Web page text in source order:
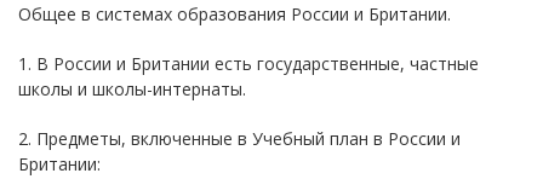
Общее в системах образования России и Британии.
1. В России и Британии есть государственные, частные
школы и школы-интернаты.
2. Предметы, включенные в Учебный план в России и
Британии: